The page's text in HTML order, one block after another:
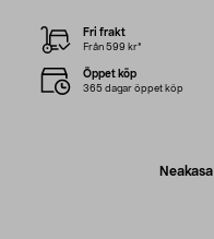
Neakasa
Fri frakt
Från 599 kr*
Öppet köp
365 dagar öppet köp